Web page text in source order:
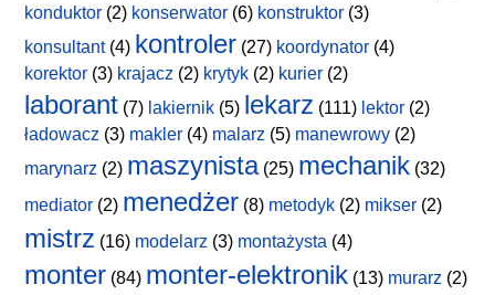
konduktor (2) konserwator (6) konstruktor (3)
konsultant(4) kontroler (27) koordynator (4)
korektor (3) krajacz (2) krytyk (2) kurier (2)
laborant (7) lakiernik (5) lekarz (111) lektor (2)
ładowacz (3) makler (4) malarz (5) manewrowy (2)
marynarz (2) maszynista(25) mechanik (32)
mediator (2) menedżer (8) metodyk (2) mikser (2)
mistrz (16) modelarz (3) montażysta (4)
monter (84) monter-elektronik (13) murarz (2)